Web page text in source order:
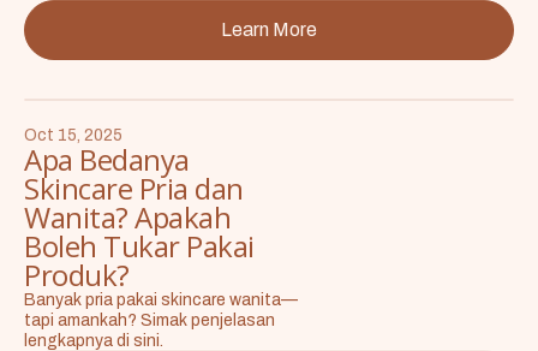
Learn More
Oct 15, 2025
Apa Bedanya
Skincare Pria dan
Wanita? Apakah
Boleh Tukar Pakai
Produk?
Banyak pria pakai skincare wanita—
tapi amankah? Simak penjelasan
lengkapnya di sini.